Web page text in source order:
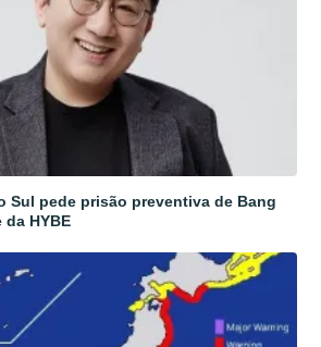
Sul pede prisão preventiva de Bang
HYBE